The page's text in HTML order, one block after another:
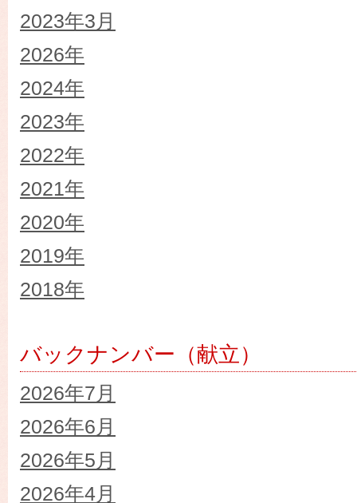
2023年3月
2026年
2024年
2023年
2022年
2021年
2020年
2019年
2018年
バックナンバー（献立）
2026年7月
2026年6月
2026年5月
2026年4月